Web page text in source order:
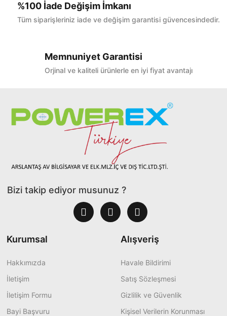
%100 İade Değişim İmkanı
Tüm siparişleriniz iade ve değişim garantisi güvencesindedir.
Memnuniyet Garantisi
Orjinal ve kaliteli ürünlerle en iyi fiyat avantajı
Bizi takip ediyor musunuz ?
Kurumsal
Hakkımızda
İletişim
İletişim Formu
Bayi Başvuru
Alışveriş
Havale Bildirimi
Satış Sözleşmesi
Gizlilik ve Güvenlik
Kişisel Verilerin Korunması